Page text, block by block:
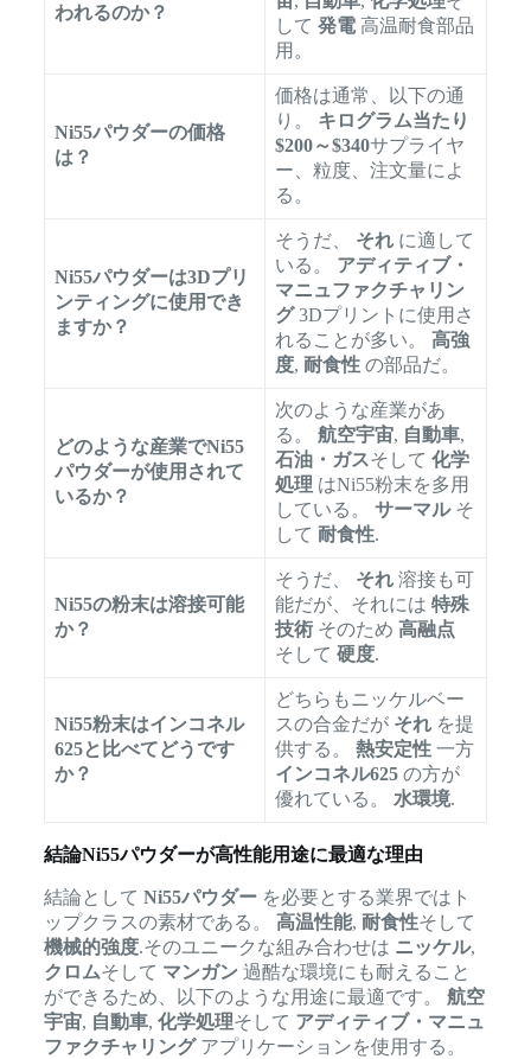
われるのか？
して 発電高温耐食部品
用。
Ni55パウダーの価格
は？
価格は通常、以下の通
り。 キログラム当たり
$200～$340サプライヤ
ー、粒度、注文量によ
る。
Ni55パウダーは3Dプリ
ンティングに使用でき
ますか？
そうだ、 それに適して
いる。 アディティブ・
マニュファクチャリン
グ3Dプリントに使用さ
れることが多い。 高強
度, 耐食性の部品だ。
どのような産業でNi55
パウダーが使用されて
いるか？
次のような産業があ
る。 航空宇宙, 自動車,
石油・ガスそして 化学
処理 はNi55粉末を多用
している。 サーマルそ
して 耐食性.
Ni55の粉末は溶接可能
か？
そうだ、 それ溶接も可
能だが、それには 特殊
技術そのため 高融点
そして 硬度.
Ni55粉末はインコネル
625と比べてどうです
か？
どちらもニッケルベー
スの合金だが それを提
供する。 熱安定性一方
インコネル625の方が
優れている。 水環境.
結論Ni55パウダーが高性能用途に最適な理由
結論として Ni55パウダーを必要とする業界ではト
ップクラスの素材である。 高温性能, 耐食性そして
機械的強度.そのユニークな組み合わせは ニッケル,
クロムそして マンガン 過酷な環境にも耐えること
ができるため、以下のような用途に最適です。 航空
宇宙, 自動車, 化学処理そして アディティブ・マニュ
ファクチャリングアプリケーションを使用する。